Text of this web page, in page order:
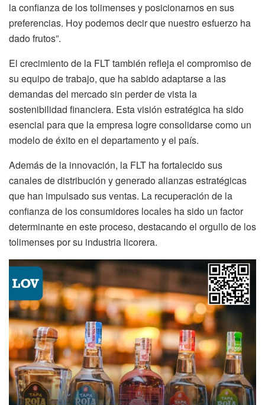
la confianza de los tolimenses y posicionarnos en sus
preferencias. Hoy podemos decir que nuestro esfuerzo ha
dado frutos”.
El crecimiento de la FLT también refleja el compromiso de
su equipo de trabajo, que ha sabido adaptarse a las
demandas del mercado sin perder de vista la
sostenibilidad financiera. Esta visión estratégica ha sido
esencial para que la empresa logre consolidarse como un
modelo de éxito en el departamento y el país.
Además de la innovación, la FLT ha fortalecido sus
canales de distribución y generado alianzas estratégicas
que han impulsado sus ventas. La recuperación de la
confianza de los consumidores locales ha sido un factor
determinante en este proceso, destacando el orgullo de los
tolimenses por su industria licorera.